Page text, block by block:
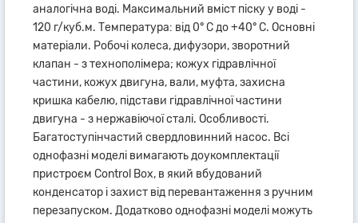
аналогічна воді. Максимальний вміст піску у воді -
120 г/куб.м. Температура: від 0° С до +40° С. Основні
матеріали. Робочі колеса, дифузори, зворотний
клапан - з технополімера; кожух гідравлічної
частини, кожух двигуна, вали, муфта, захисна
кришка кабелю, підстави гідравлічної частини
двигуна - з нержавіючої сталі. Особливості.
Багатоступінчастий свердловинний насос. Всі
однофазні моделі вимагають доукомплектації
пристроєм Control Box, в який вбудований
конденсатор і захист від перевантаження з ручним
перезапуском. Додатково однофазні моделі можуть